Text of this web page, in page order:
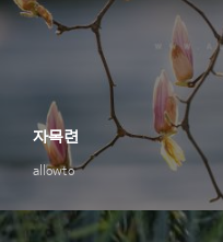
allowto
자목련